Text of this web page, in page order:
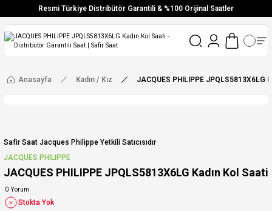
Resmi Türkiye Distribütör Garantili & %100 Orijinal Saatler
Vade Farksız 6 Taksit
Aynı Gün Stoktan Gönderim
Ücretsiz Kargo
Anasayfa Kadın / Kız JACQUES PHILIPPE JPQLS5813X6LG
Safir Saat Jacques Philippe Yetkili Satıcısıdır
JACQUES PHILIPPE
JACQUES PHILIPPE JPQLS5813X6LG Kadın Kol Saati
0 Yorum
Stokta Yok